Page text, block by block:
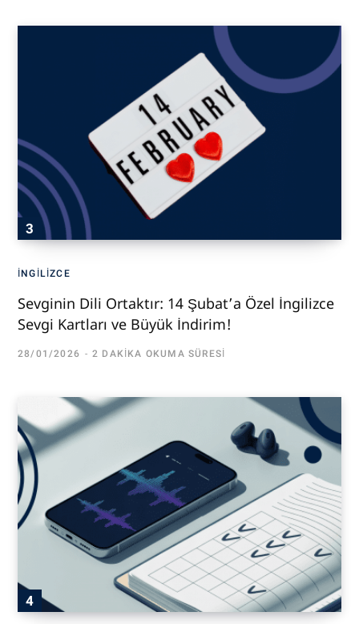
İNGILIZCE
Sevginin Dili Ortaktır: 14 Şubat’a Özel İngilizce
Sevgi Kartları ve Büyük İndirim!
28/01/2026 2 DAKIKA OKUMA SÜRESI